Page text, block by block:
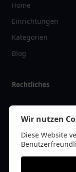
Home
Einrichtungen
Kategorien
Blog
Rechtliches
Impressum
Datenschutz
Kontakt
Wir nutzen
Diese Website